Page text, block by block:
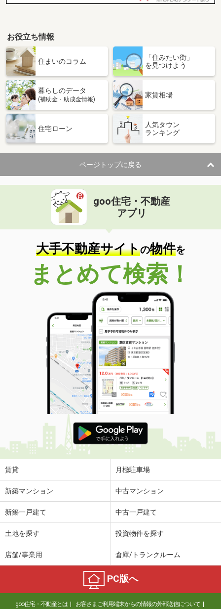
お役立ち情報
住まいのコラム
「住みたい街」
を見つけよう
暮らしのデータ
(補助金・助成金情報)
家賃相場
住宅ローン
人気タウン
ランキング
ページトップに戻る
goo住宅・不動産
アプリ
大手不動産サイトの物件を
まとめて検索！
賃貸 月極駐車場
新築マンション 中古マンション
新築一戸建て 中古一戸建て
土地を探す 投資物件を探す
店舗/事業用 倉庫/トランクルーム
PC版へ
goo住宅・不動産とは お客さまご利用端末からの情報の外部送信について